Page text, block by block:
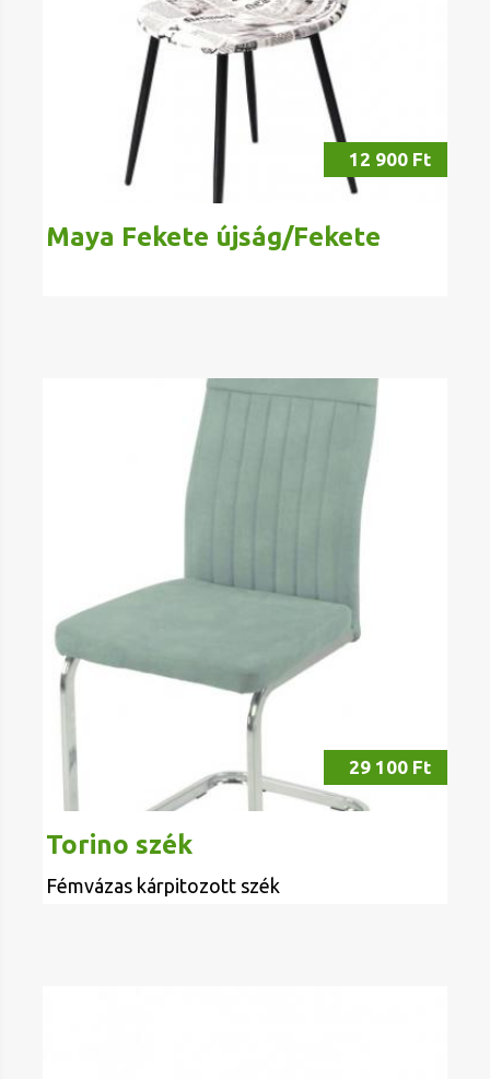
12 900 Ft
Maya Fekete újság/Fekete
29 100 Ft
Torino szék
Fémvázas kárpitozott szék